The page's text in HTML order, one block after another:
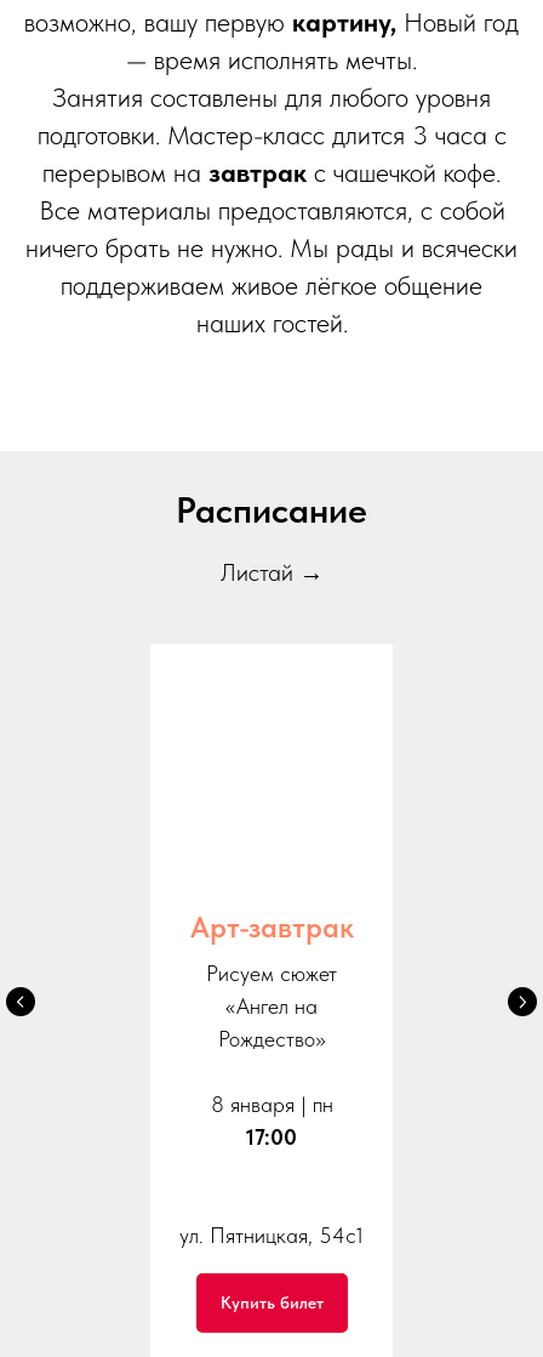
возможно, вашу первую картину, Новый год
— время исполнять мечты.
Занятия составлены для любого уровня
подготовки. Мастер-класс длится 3 часа с
перерывом на завтрак с чашечкой кофе.
Все материалы предоставляются, с собой
ничего брать не нужно. Мы рады и всячески
поддерживаем живое лёгкое общение
наших гостей.
Расписание
Листай →
Арт-завтрак
Рисуем сюжет
«Ангел на
Рождество»
8 января | пн
17:00
ул. Пятницкая, 54с1
Купить билет